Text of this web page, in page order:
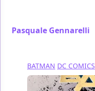
Pasquale Gennarelli
BATMAN DC COMICS